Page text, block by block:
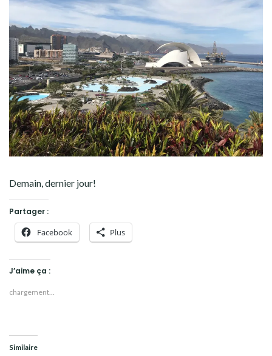
Demain, dernier jour!
Partager :
Facebook Plus
J’aime ça :
chargement…
Similaire